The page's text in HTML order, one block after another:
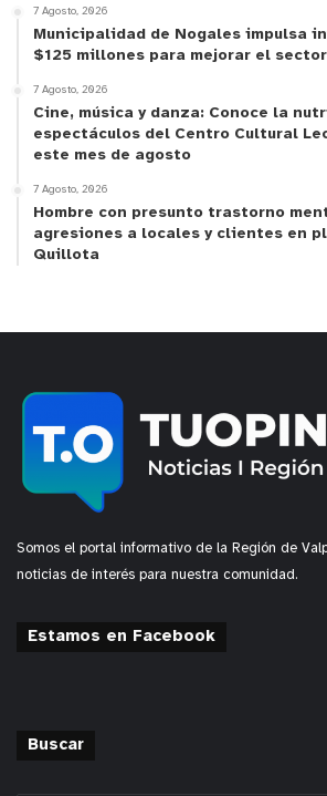
7 Agosto, 2026
Municipalidad de Nogales impulsa
$125 millones para mejorar el
7 Agosto, 2026
Cine, música y danza: Conoce la
espectáculos del Centro Cultural
este mes de agosto
7 Agosto, 2026
Hombre con presunto trastorno
agresiones a locales y clientes en
Quillota
Somos el portal informativo de la Región de
noticias de interés para nuestra comunidad.
Estamos en Facebook
Buscar